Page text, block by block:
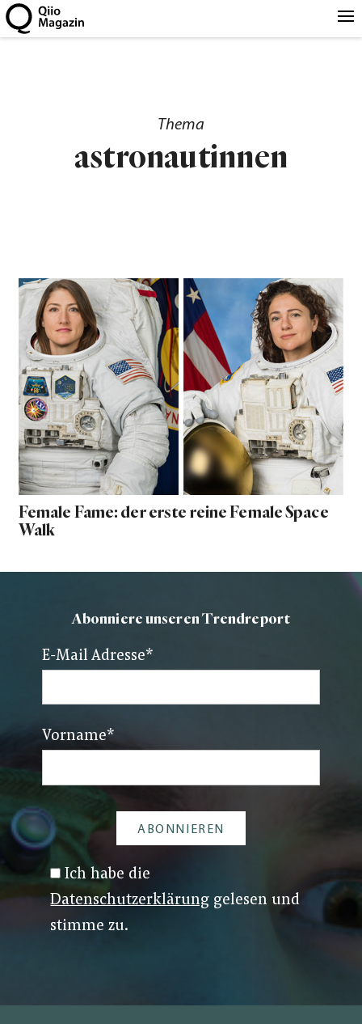
Thema
astronautinnen
Female Fame: der erste reine Female Space
Walk
Abonniere unseren Trendreport
E-Mail Adresse*
Vorname*
Ich habe die
Datenschutzerklärung gelesen und
stimme zu.